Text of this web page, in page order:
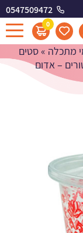
0547509472
0
אדום
מתכלה »סטים
– אדום